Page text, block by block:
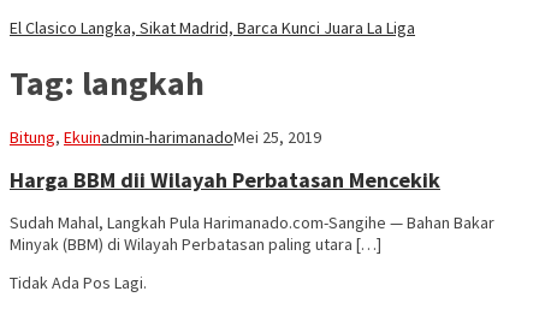
El Clasico Langka, Sikat Madrid, Barca Kunci Juara La Liga
Tag: langkah
Bitung, Ekuinadmin-harimanadoMei 25, 2019
Harga BBM dii Wilayah Perbatasan Mencekik
Sudah Mahal, Langkah Pula Harimanado.com-Sangihe — Bahan Bakar
Minyak (BBM) di Wilayah Perbatasan paling utara […]
Tidak Ada Pos Lagi.